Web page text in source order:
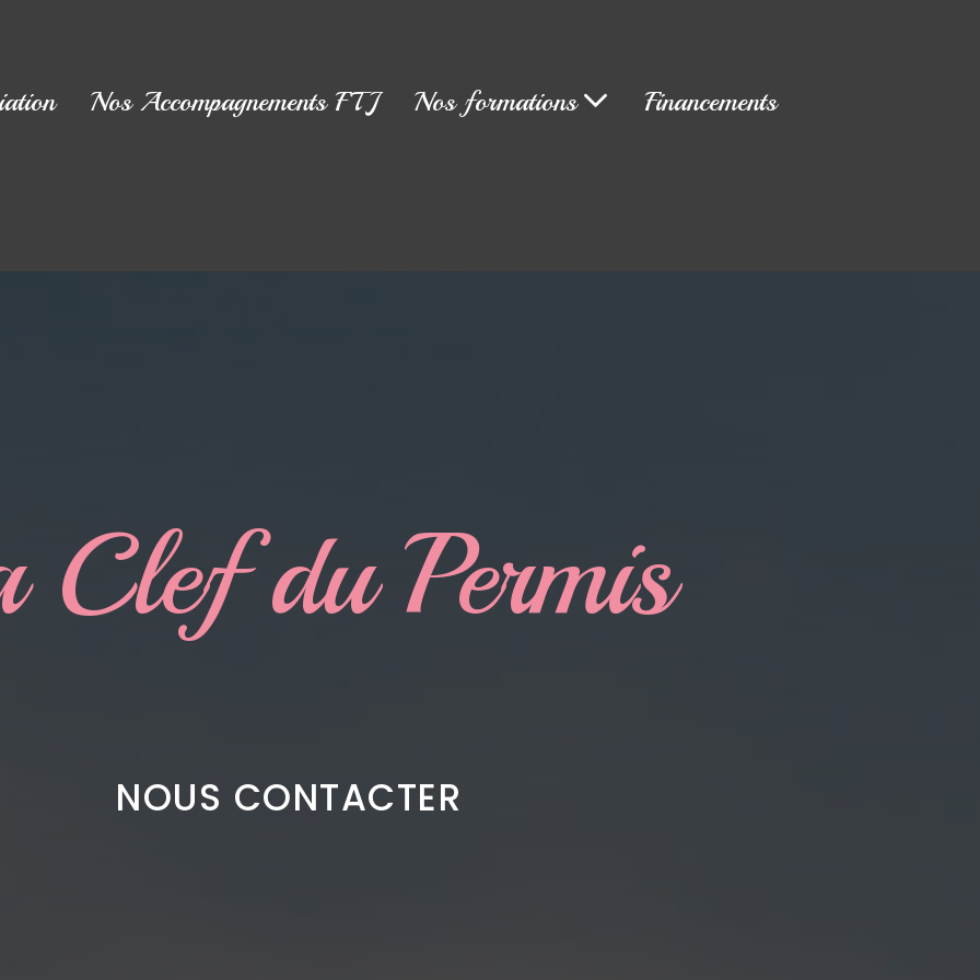
Nos Accompagnements FTJ Nos formations Financements
Clef du Permis
NOUS CONTACTER